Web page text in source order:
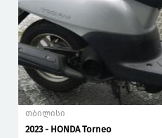
თბილისი
2023 - HONDA Torneo